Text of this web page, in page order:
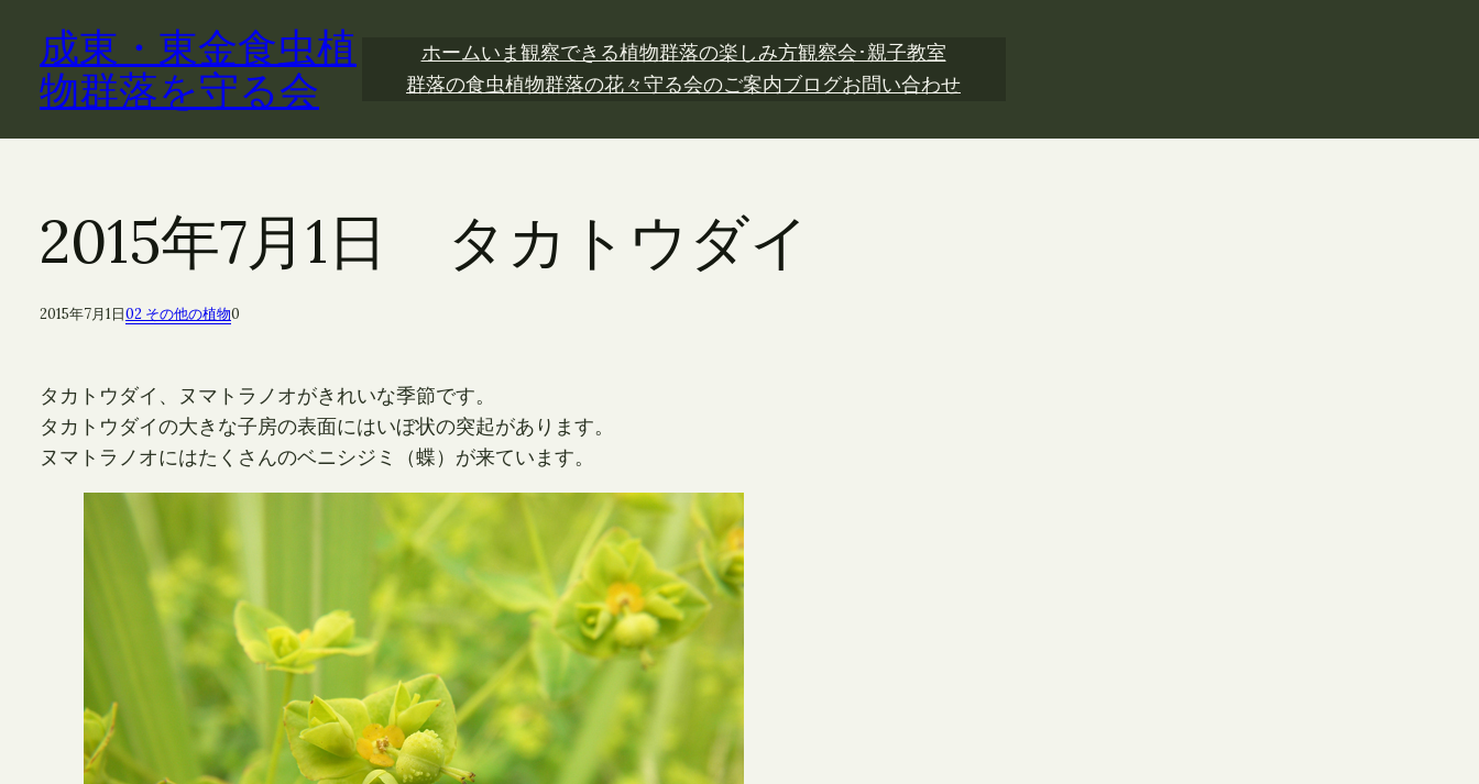
キ
成東・東金食虫植
物群落を守る会
ホームいま観察できる植物群落の楽しみ方観察会･親子教室
群落の食虫植物群落の花々守る会のご案内ブログお問い合わせ
2015年7月1日 タカトウダイ
2015年7月1日02 その他の植物0
タカトウダイ、ヌマトラノオがきれいな季節です。
タカトウダイの大きな子房の表面にはいぼ状の突起があります。
ヌマトラノオにはたくさんのベニシジミ（蝶）が来ています。